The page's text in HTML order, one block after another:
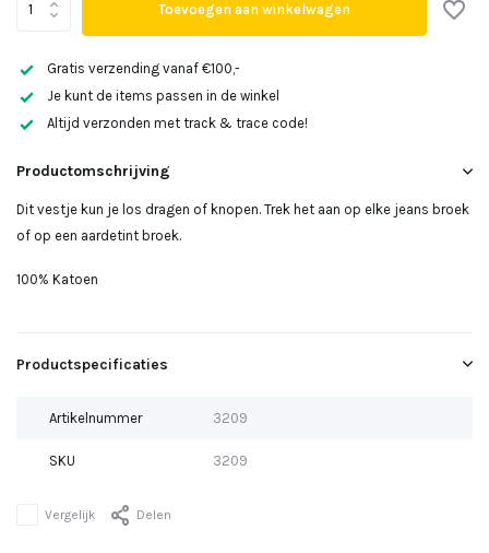
Toevoegen aan winkelwagen
Gratis verzending vanaf €100,-
Je kunt de items passen in de winkel
Altijd verzonden met track & trace code!
Productomschrijving
Dit vestje kun je los dragen of knopen. Trek het aan op elke jeans broek
of op een aardetint broek.
100% Katoen
Productspecificaties
Artikelnummer 3209
SKU 3209
Vergelijk Delen